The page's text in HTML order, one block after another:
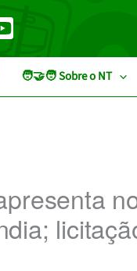
🧑‍🤝‍🧑 Sobre o NT